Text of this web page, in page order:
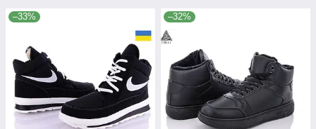
–33% –32%